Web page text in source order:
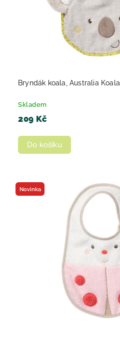
Bryndák koala, Australia Koala
Skladem
209 Kč
Do košíku
Novinka